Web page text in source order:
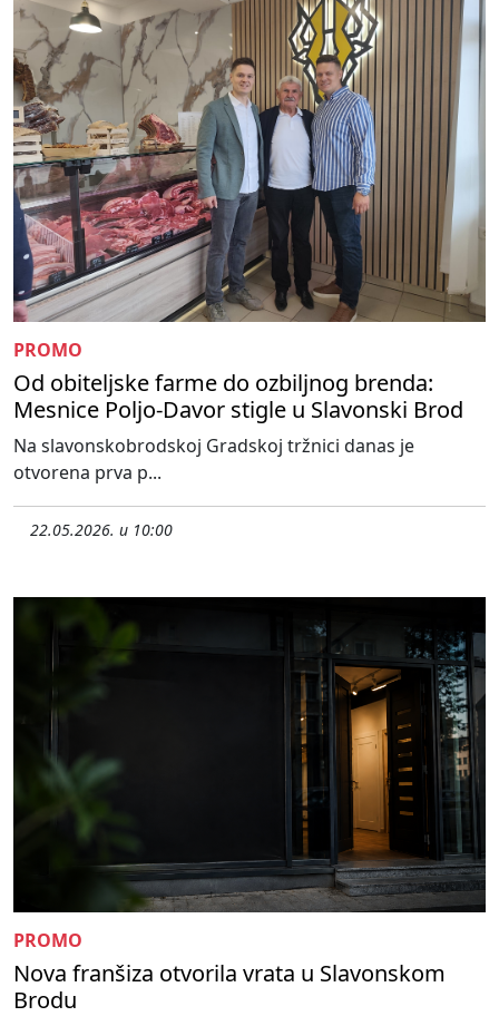
PROMO
Od obiteljske farme do ozbiljnog brenda:
Mesnice Poljo-Davor stigle u Slavonski Brod
Na slavonskobrodskoj Gradskoj tržnici danas je
otvorena prva p...
22.05.2026. u 10:00
PROMO
Nova franšiza otvorila vrata u Slavonskom
Brodu